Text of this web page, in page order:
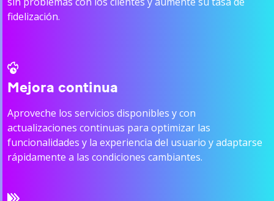
fidelización.
Mejora continua
Aproveche los servicios disponibles y con
actualizaciones continuas para optimizar las
funcionalidades y la experiencia del usuario y adaptarse
rápidamente a las condiciones cambiantes.